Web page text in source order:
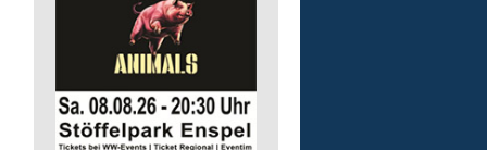
Auslieferungsfahrer/-in